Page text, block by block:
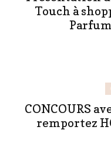
Touch à
CONCOURS
remportez